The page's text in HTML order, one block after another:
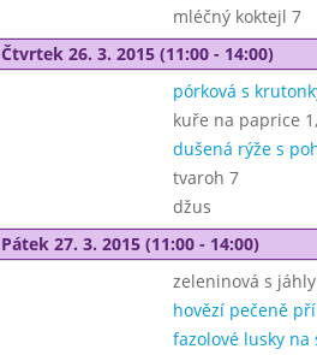
mléčný koktejl 7
Čtvrtek 26. 3. 2015 (11:00 - 14:00)
pórková s
kuře na paprice
dušená rýže s
tvaroh 7
džus
Pátek 27. 3. 2015 (11:00 - 14:00)
zeleninová s
hovězí pečeně
fazolové lusky na